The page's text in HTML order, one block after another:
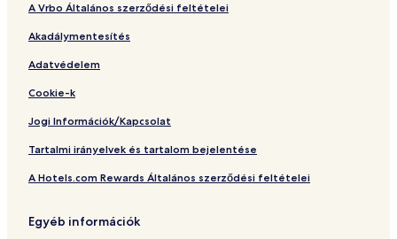
A Vrbo Általános szerződési feltételei
Akadálymentesítés
Adatvédelem
Cookie-k
Jogi Információk/Kapcsolat
Tartalmi irányelvek és tartalom bejelentése
A Hotels.com Rewards Általános szerződési feltételei
Egyéb információk